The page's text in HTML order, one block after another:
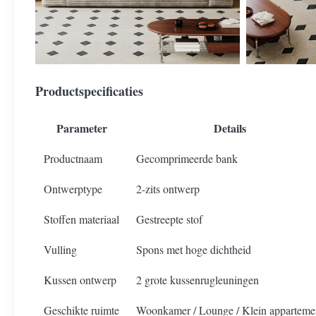
Productspecificaties
Parameter Details
Productnaam Gecomprimeerde bank
Ontwerptype 2-zits ontwerp
Stoffen materiaal Gestreepte stof
Vulling Spons met hoge dichtheid
Kussen ontwerp 2 grote kussenrugleuningen
Geschikte ruimte Woonkamer / Lounge / Klein